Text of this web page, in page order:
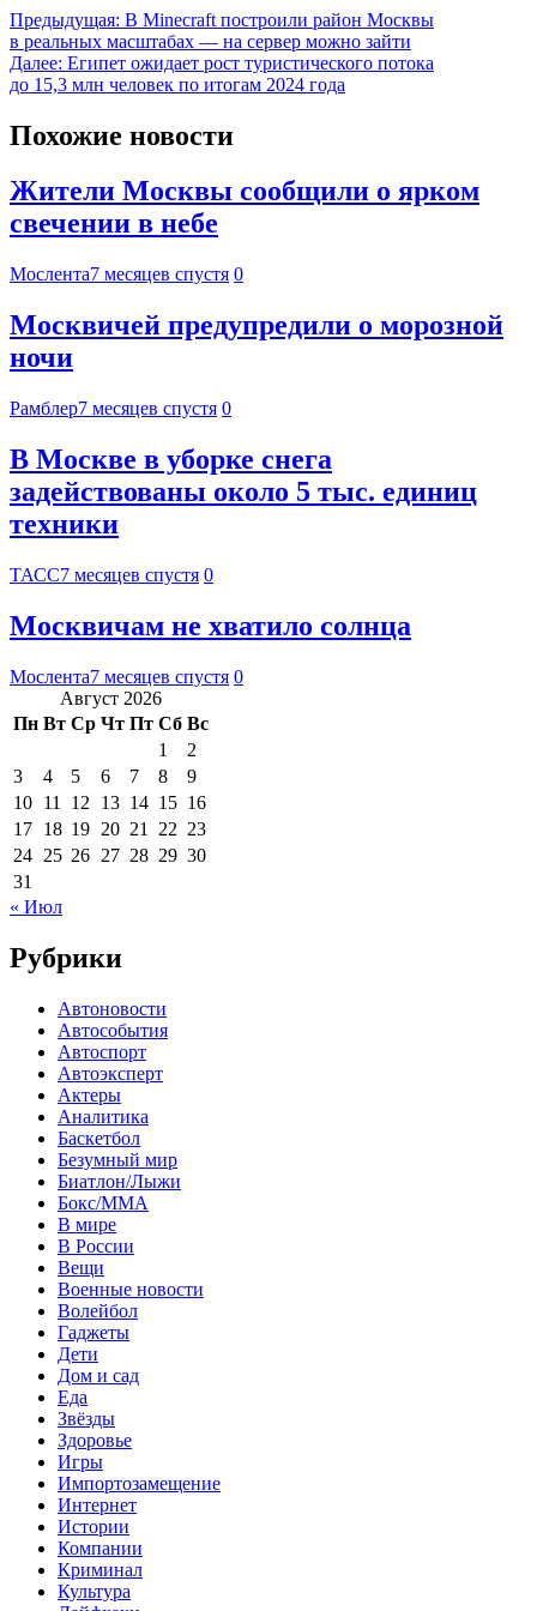
Предыдущая: В Minecraft построили район Москвы
в реальных масштабах — на сервер можно зайти
Далее: Египет ожидает рост туристического потока
до 15,3 млн человек по итогам 2024 года
Похожие новости
Жители Москвы сообщили о ярком
свечении в небе
Мослента7 месяцев спустя 0
Москвичей предупредили о морозной
ночи
Рамблер7 месяцев спустя 0
В Москве в уборке снега
задействованы около 5 тыс. единиц
техники
ТАСС7 месяцев спустя 0
Москвичам не хватило солнца
Мослента7 месяцев спустя 0
Август 2026
Пн Вт Ср Чт Пт Сб Вс
1
2
3
4 5 6 7 8
9
10 11 12 13 14 15 16
17 18 19 20 21 22 23
24 25 26 27 28 29 30
31
« Июл
Рубрики
Автоновости
Автособытия
Автоспорт
Автоэксперт
Актеры
Аналитика
Баскетбол
Безумный мир
Биатлон/Лыжи
Бокс/MMA
В мире
В России
Вещи
Военные новости
Волейбол
Гаджеты
Дети
Дом и сад
Еда
Звёзды
Здоровье
Игры
Импортозамещение
Интернет
Истории
Компании
Криминал
Культура